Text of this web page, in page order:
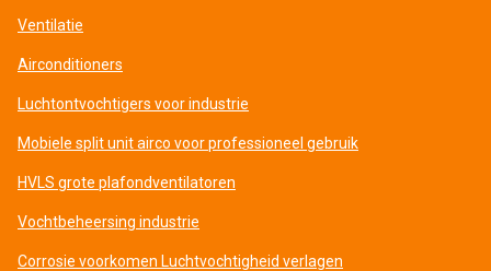
Ventilatie
Airconditioners
Luchtontvochtigers voor industrie
Mobiele split unit airco voor professioneel gebruik
HVLS grote plafondventilatoren
Vochtbeheersing industrie
Corrosie voorkomen Luchtvochtigheid verlagen